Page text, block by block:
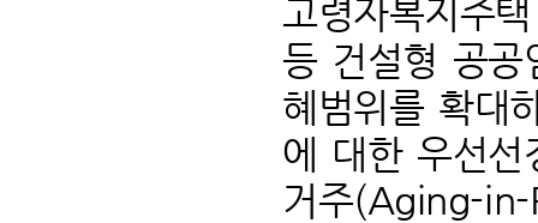
고령자복지주
등 건설형 공공
혜범위를 확대
에 대한 우선선
거주(Aging-in-